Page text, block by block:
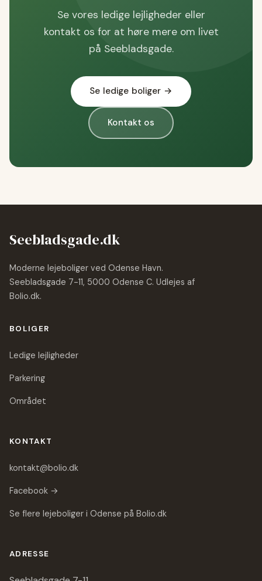
Se vores ledige lejligheder eller
kontakt os for at høre mere om livet
på Seebladsgade.
Se ledige boliger →
Kontakt os
Seebladsgade.dk
Moderne lejeboliger ved Odense Havn.
Seebladsgade 7-11, 5000 Odense C. Udlejes af
Bolio.dk.
BOLIGER
Ledige lejligheder
Parkering
Området
KONTAKT
kontakt@bolio.dk
Facebook →
Se flere lejeboliger i Odense på Bolio.dk
ADRESSE